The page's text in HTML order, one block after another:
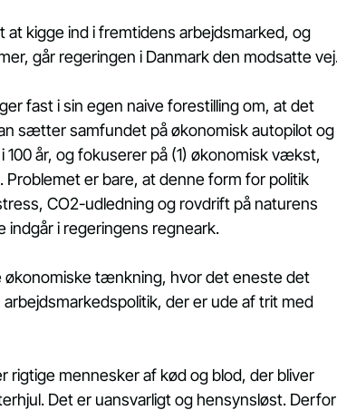
kigge ind i fremtidens arbejdsmarked, og
går regeringen i Danmark den modsatte
fast i sin egen naive forestilling om, at det
sætter samfundet på økonomisk autopilot
år, og fokuserer på (1) økonomisk vækst,
er bare, at denne form for politik
CO2-udledning og rovdrift på naturens
indgår i regeringens regneark.
tænkning, hvor det eneste det
der er ude af trit med
rigtige mennesker af kød og blod, der bliver
Det er uansvarligt og hensynsløst.